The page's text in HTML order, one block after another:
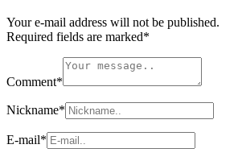
Your e-mail address will not be published.
Required fields are marked*
Comment*
Nickname*
E-mail*